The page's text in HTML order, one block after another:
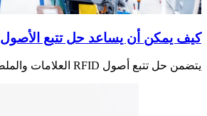
كيف يمكن أن يساعد حل تتبع الأصول RFID في الامتثال لمعيار المحاسبة الدولي 16؟
يتضمن حل تتبع أصول RFID العلامات والملصقات الذكية RFID، وأجهزة قراءة RFID الثابتة أو المحمولة، وحلول البرامج المخصصة لتناسب أي احتياجات لإدارة الأصول أو إدارة